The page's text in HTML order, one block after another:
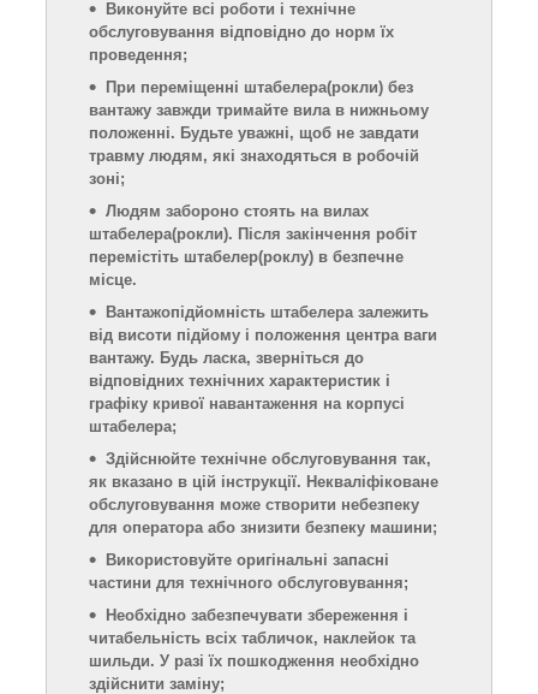
Виконуйте всі роботи і технічне
обслуговування відповідно до норм їх
проведення;
При переміщенні штабелера(рокли) без
вантажу завжди тримайте вила в нижньому
положенні. Будьте уважні, щоб не завдати
травму людям, які знаходяться в робочій
зоні;
Людям забороно стоять на вилах
штабелера(рокли). Після закінчення робіт
перемістіть штабелер(роклу) в безпечне
місце.
Вантажопідйомність штабелера залежить
від висоти підйому і положення центра ваги
вантажу. Будь ласка, зверніться до
відповідних технічних характеристик і
графіку кривої навантаження на корпусі
штабелера;
Здійснюйте технічне обслуговування так,
як вказано в цій інструкції. Некваліфіковане
обслуговування може створити небезпеку
для оператора або знизити безпеку машини;
Використовуйте оригінальні запасні
частини для технічного обслуговування;
Необхідно забезпечувати збереження і
читабельність всіх табличок, наклейок та
шильди. У разі їх пошкодження необхідно
здійснити заміну;